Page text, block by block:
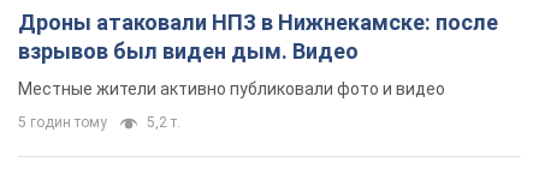
медиа
Журналисты рассказали, что происходит в зоне
8 годин тому 19,0 т.